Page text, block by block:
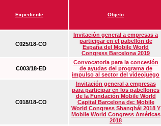
Expediente Objeto
C025/18-CO
Invitación general a empresas a
participar en el pabellón de
España del Mobile World
Congress Barcelona 2019
C003/18-ED
Convocatoria para la concesión
de ayudas del programa de
impulso al sector del videojuego
C018/18-CO
Invitación general a empresas
para participar en los pabellones
de la Fundación Mobile World
Capital Barcelona de: Mobile
World Congress Shanghái 2018 Y
Mobile World Congress Américas
2018